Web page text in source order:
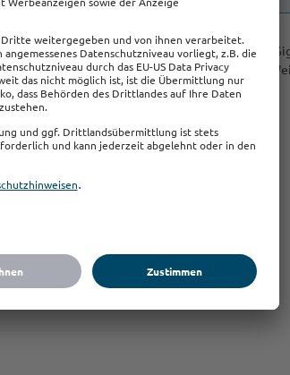
angegebenen Daten speichert und zur
an meine E-Mail-Adresse nutzt.
von Newslettern finden Sie in unseren